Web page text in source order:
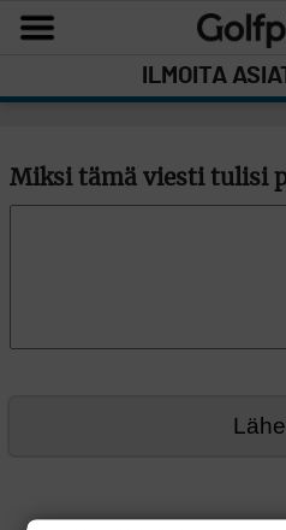
ILMOITA
Miksi tämä viesti tulisi